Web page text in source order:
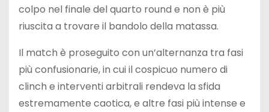
colpo nel finale del quarto round e non è più
riuscita a trovare il bandolo della matassa.
Il match è proseguito con un’alternanza tra fasi
più confusionarie, in cui il cospicuo numero di
clinch e interventi arbitrali rendeva la sfida
estremamente caotica, e altre fasi più intense e